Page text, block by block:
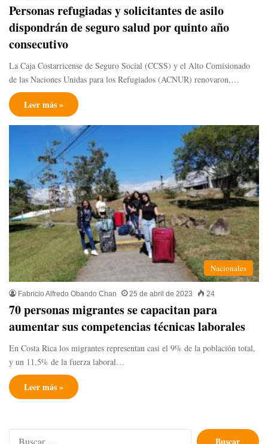
Personas refugiadas y solicitantes de asilo
dispondrán de seguro salud por quinto año
consecutivo
La Caja Costarricense de Seguro Social (CCSS) y el Alto Comisionado
de las Naciones Unidas para los Refugiados (ACNUR) renovaron,…
Leer más »
Nacionales
Fabricio Alfredo Obando Chan 25 de abril de 2023 24
70 personas migrantes se capacitan para
aumentar sus competencias técnicas laborales
En Costa Rica los migrantes representan casi el 9% de la población total,
y un 11,5% de la fuerza laboral…
Leer más »
Buscar: